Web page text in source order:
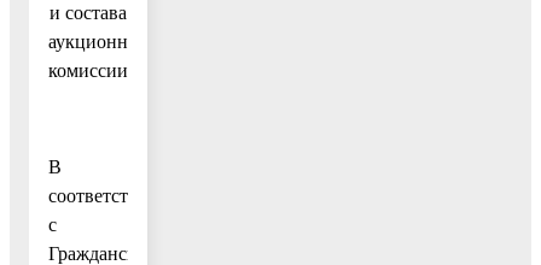
и состава
аукционной
комиссии
В
соответствии
с
Гражданским